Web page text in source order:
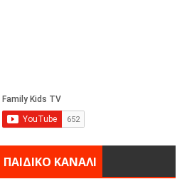
ΠΑΙΔΙΚΟ ΚΑΝΑΛΙ